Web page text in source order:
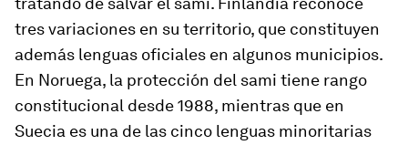
tres variaciones en su territorio, que constituyen
además lenguas oficiales en algunos municipios.
En Noruega, la protección del sami tiene rango
constitucional desde 1988, mientras que en
Suecia es una de las cinco lenguas minoritarias